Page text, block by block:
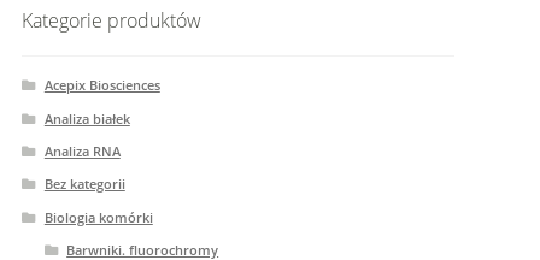
Kategorie produktów
Acepix Biosciences
Analiza białek
Analiza RNA
Bez kategorii
Biologia komórki
Barwniki. fluorochromy